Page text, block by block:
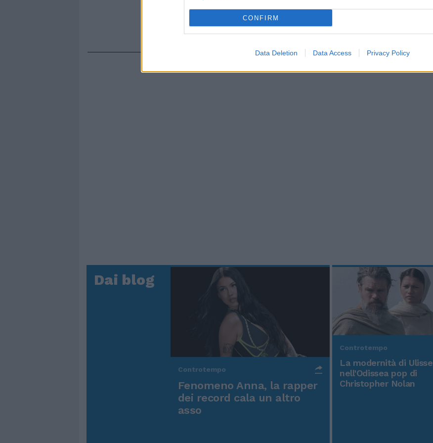
CONFIRM
Data Deletion Data Access Privacy Policy
Dai blog
Controtempo
Fenomeno Anna, la rapper
dei record cala un altro
asso
Controtempo
La modernità di Ulisse
nell'Odissea pop di
Christopher Nolan